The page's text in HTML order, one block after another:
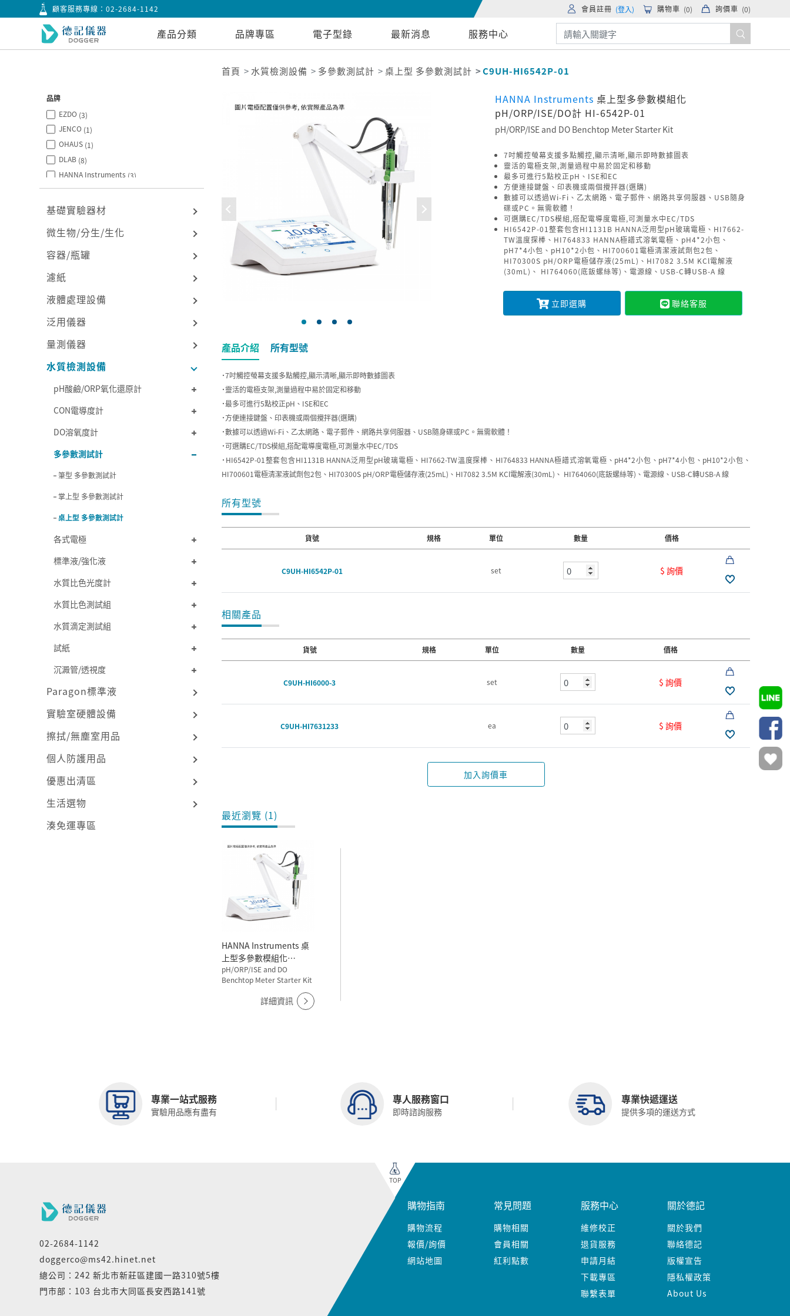
顧客服務專線：02-2684-1142 會員註冊 (登入) 購物車 (0) 詢價車 (0)
產品分類 品牌專區 電子型錄 最新消息 服務中心
首頁 水質檢測設備 多參數測試計 桌上型 多參數測試計 C9UH-HI6542P-01
品牌
EZDO (3)
JENCO (1)
OHAUS (1)
DLAB (8)
HANNA Instruments (3)
基礎實驗器材
微生物/分生/生化
容器/瓶罐
濾紙
液體處理設備
泛用儀器
量測儀器
水質檢測設備
pH酸鹼/ORP氧化還原計
CON電導度計
DO溶氧度計
多參數測試計
筆型 多參數測試計
掌上型 多參數測試計
桌上型 多參數測試計
各式電極
標準液/強化液
水質比色光度計
水質比色測試組
水質滴定測試組
試紙
沉澱管/透視度
Paragon標準液
實驗室硬體設備
擦拭/無塵室用品
個人防護用品
優惠出清區
生活選物
湊免運專區
HANNA Instruments 桌上型多參數模組化
pH/ORP/ISE/DO計 HI-6542P-01
pH/ORP/ISE and DO Benchtop Meter Starter Kit
7吋觸控螢幕支援多點觸控,顯示清晰,顯示即時數據圖表
靈活的電極支架,測量過程中易於固定和移動
最多可進行5點校正pH、ISE和EC
方便連接鍵盤、印表機或兩個攪拌器(選購)
數據可以透過Wi-Fi、乙太網路、電子郵件、網路共享伺服器、USB隨身
碟或PC。無需軟體！
可選購EC/TDS模組,搭配電導度電極,可測量水中EC/TDS
HI6542P-01整套包含HI1131B HANNA泛用型pH玻璃電極、HI7662-
TW溫度探棒、HI764833 HANNA極譜式溶氧電極、pH4*2小包、
pH7*4小包、pH10*2小包、HI700601電極清潔液試劑包2包、
HI70300S pH/ORP電極儲存液(25mL)、HI7082 3.5M KCl電解液
(30mL)、 HI764060(底鈑螺絲等)、電源線、USB-C轉USB-A 線
立即選購 聯絡客服
產品介紹 所有型號
˙7吋觸控螢幕支援多點觸控,顯示清晰,顯示即時數據圖表
˙靈活的電極支架,測量過程中易於固定和移動
˙最多可進行5點校正pH、ISE和EC
˙方便連接鍵盤、印表機或兩個攪拌器(選購)
˙數據可以透過Wi-Fi、乙太網路、電子郵件、網路共享伺服器、USB隨身碟或PC。無需軟體！
˙可選購EC/TDS模組,搭配電導度電極,可測量水中EC/TDS
˙HI6542P-01整套包含HI1131B HANNA泛用型pH玻璃電極、HI7662-TW溫度探棒、HI764833 HANNA極譜式溶氧電極、pH4*2小包、pH7*4小包、pH10*2小包、
HI700601電極清潔液試劑包2包、HI70300S pH/ORP電極儲存液(25mL)、HI7082 3.5M KCl電解液(30mL)、 HI764060(底鈑螺絲等)、電源線、USB-C轉USB-A 線
所有型號
貨號 規格 單位 數量 價格
C9UH-HI6542P-01 set $ 詢價
相關產品
貨號 規格 單位 數量 價格
C9UH-HI6000-3 set $ 詢價
C9UH-HI7631233 ea $ 詢價
加入詢價車
最近瀏覽 (1)
HANNA Instruments 桌
上型多參數模組化
pH/ORP/ISE/DO計 HI-
6542P-01
pH/ORP/ISE and DO
Benchtop Meter Starter Kit
詳細資訊
專業一站式服務
實驗用品應有盡有
專人服務窗口
即時諮詢服務
專業快遞運送
提供多項的運送方式
TOP
02-2684-1142
doggerco@ms42.hinet.net
總公司：242 新北市新莊區建國一路310號5樓
門市部：103 台北市大同區長安西路141號
購物指南
購物流程
報價/詢價
網站地圖
常見問題
購物相關
會員相關
紅利點數
服務中心
維修校正
退貨服務
申請月結
下載專區
聯繫表單
關於德記
關於我們
聯絡德記
版權宣告
隱私權政策
About Us